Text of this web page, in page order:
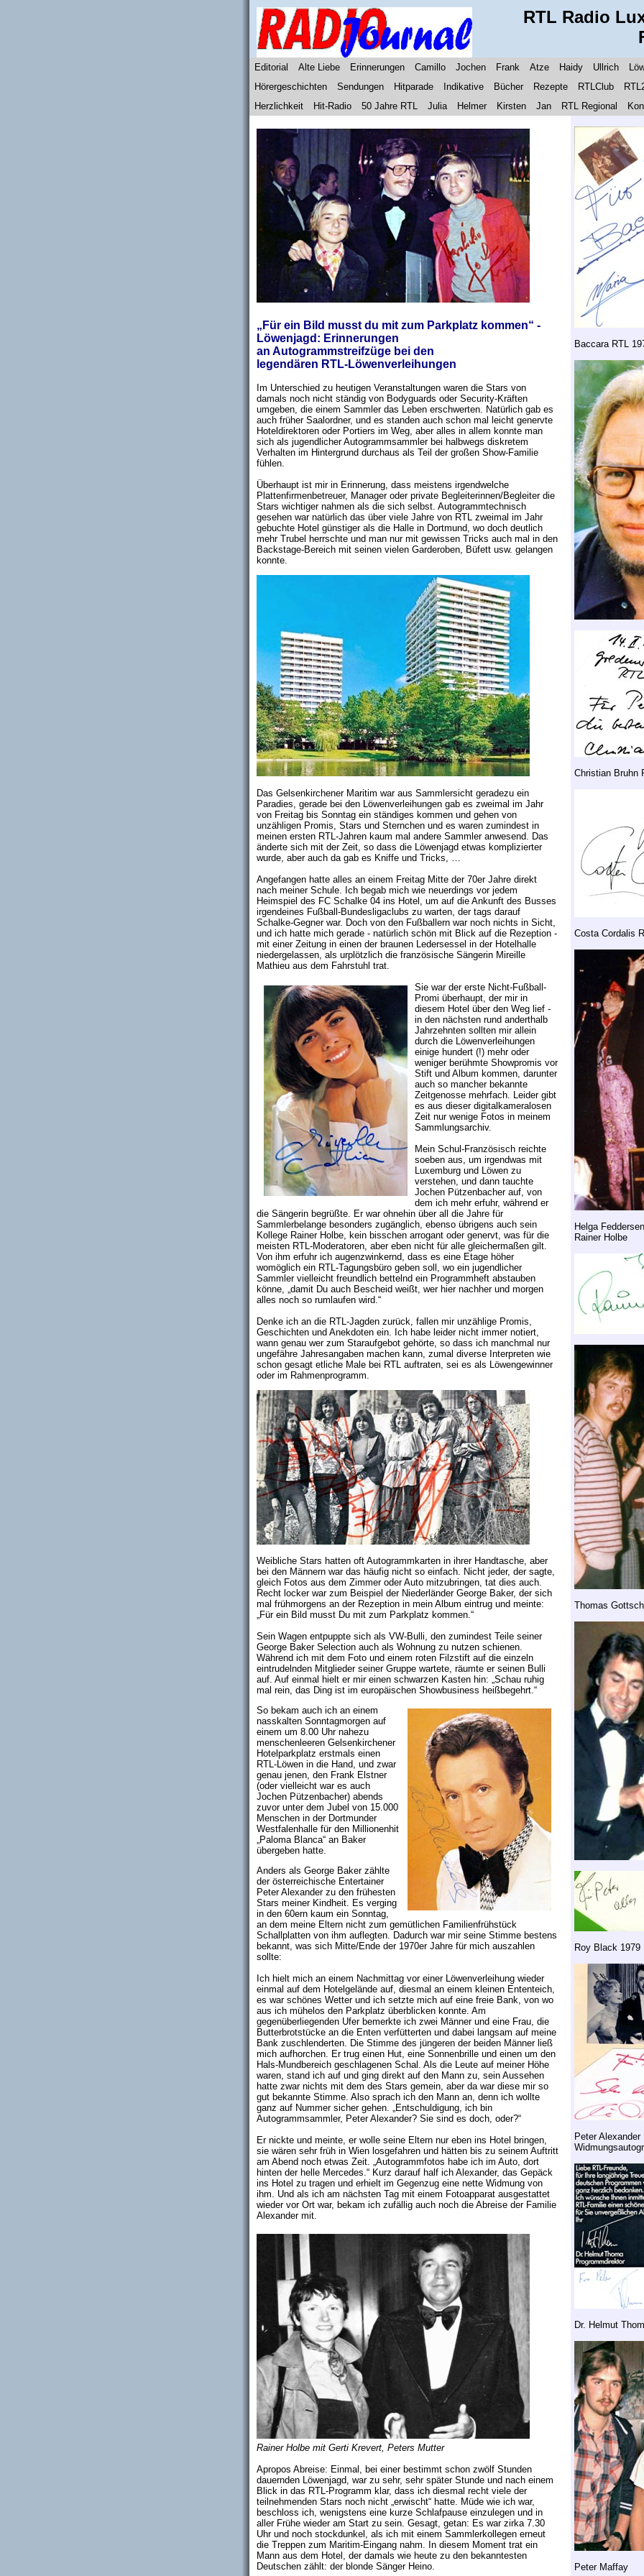
RTL Radio
Editorial Alte Liebe Erinnerungen Camillo Jochen Frank Atze Haidy Ullrich
Hörergeschichten
Sendungen Hitparade Indikative Bücher Rezepte RTLClub
Herzlichkeit
Hit-Radio 50 Jahre RTL Julia Helmer Kirsten Jan RTL Regional
„Für ein Bild musst du mit zum Parkplatz kommen“ -
Löwenjagd: Erinnerungen
an Autogrammstreifzüge bei den
legendären RTL-Löwenverleihungen
Im Unterschied zu heutigen Veranstaltungen waren die Stars von
damals noch nicht ständig von Bodyguards oder Security-Kräften
umgeben, die einem Sammler das Leben erschwerten. Natürlich gab es
auch früher Saalordner, und es standen auch schon mal leicht genervte
Hoteldirektoren oder Portiers im Weg, aber alles in allem konnte man
sich als jugendlicher Autogrammsammler bei halbwegs diskretem
Verhalten im Hintergrund durchaus als Teil der großen Show-Familie
fühlen.
Überhaupt ist mir in Erinnerung, dass meistens irgendwelche
Plattenfirmenbetreuer, Manager oder private Begleiterinnen/Begleiter die
Stars wichtiger nahmen als die sich selbst. Autogrammtechnisch
gesehen war natürlich das über viele Jahre von RTL zweimal im Jahr
gebuchte Hotel günstiger als die Halle in Dortmund, wo doch deutlich
mehr Trubel herrschte und man nur mit gewissen Tricks auch mal in den
Backstage-Bereich mit seinen vielen Garderoben, Büfett usw. gelangen
konnte.
Das Gelsenkirchener Maritim war aus Sammlersicht geradezu ein
Paradies, gerade bei den Löwenverleihungen gab es zweimal im Jahr
von Freitag bis Sonntag ein ständiges kommen und gehen von
unzähligen Promis, Stars und Sternchen und es waren zumindest in
meinen ersten RTL-Jahren kaum mal andere Sammler anwesend. Das
änderte sich mit der Zeit, so dass die Löwenjagd etwas komplizierter
wurde, aber auch da gab es Kniffe und Tricks, …
Angefangen hatte alles an einem Freitag Mitte der 70er Jahre direkt
nach meiner Schule. Ich begab mich wie neuerdings vor jedem
Heimspiel des FC Schalke 04 ins Hotel, um auf die Ankunft des Busses
irgendeines Fußball-Bundesligaclubs zu warten, der tags darauf
Schalke-Gegner war. Doch von den Fußballern war noch nichts in Sicht,
und ich hatte mich gerade - natürlich schön mit Blick auf die Rezeption -
mit einer Zeitung in einen der braunen Ledersessel in der Hotelhalle
niedergelassen, als urplötzlich die französische Sängerin Mireille
Mathieu aus dem Fahrstuhl trat.
Sie war der erste Nicht-Fußball-
Promi überhaupt, der mir in
diesem Hotel über den Weg lief -
in den nächsten rund anderthalb
Jahrzehnten sollten mir allein
durch die Löwenverleihungen
einige hundert (!) mehr oder
weniger berühmte Showpromis vor
Stift und Album kommen, darunter
auch so mancher bekannte
Zeitgenosse mehrfach. Leider gibt
es aus dieser digitalkameralosen
Zeit nur wenige Fotos in meinem
Sammlungsarchiv.
Mein Schul-Französisch reichte
soeben aus, um irgendwas mit
Luxemburg und Löwen zu
verstehen, und dann tauchte
Jochen Pützenbacher auf, von
dem ich mehr erfuhr, während er
die Sängerin begrüßte. Er war ohnehin über all die Jahre für
Sammlerbelange besonders zugänglich, ebenso übrigens auch sein
Kollege Rainer Holbe, kein bisschen arrogant oder genervt, was für die
meisten RTL-Moderatoren, aber eben nicht für alle gleichermaßen gilt.
Von ihm erfuhr ich augenzwinkernd, dass es eine Etage höher
womöglich ein RTL-Tagungsbüro geben soll, wo ein jugendlicher
Sammler vielleicht freundlich bettelnd ein Programmheft abstauben
könne, „damit Du auch Bescheid weißt, wer hier nachher und morgen
alles noch so rumlaufen wird.“
Denke ich an die RTL-Jagden zurück, fallen mir unzählige Promis,
Geschichten und Anekdoten ein. Ich habe leider nicht immer notiert,
wann genau wer zum Staraufgebot gehörte, so dass ich manchmal nur
ungefähre Jahresangaben machen kann, zumal diverse Interpreten wie
schon gesagt etliche Male bei RTL auftraten, sei es als Löwengewinner
oder im Rahmenprogramm.
Weibliche Stars hatten oft Autogrammkarten in ihrer Handtasche, aber
bei den Männern war das häufig nicht so einfach. Nicht jeder, der sagte,
gleich Fotos aus dem Zimmer oder Auto mitzubringen, tat dies auch.
Recht locker war zum Beispiel der Niederländer George Baker, der sich
mal frühmorgens an der Rezeption in mein Album eintrug und meinte:
„Für ein Bild musst Du mit zum Parkplatz kommen.“
Sein Wagen entpuppte sich als VW-Bulli, den zumindest Teile seiner
George Baker Selection auch als Wohnung zu nutzen schienen.
Während ich mit dem Foto und einem roten Filzstift auf die einzeln
eintrudelnden Mitglieder seiner Gruppe wartete, räumte er seinen Bulli
auf. Auf einmal hielt er mir einen schwarzen Kasten hin: „Schau ruhig
mal rein, das Ding ist im europäischen Showbusiness heißbegehrt.“
So bekam auch ich an einem
nasskalten Sonntagmorgen auf
einem um 8.00 Uhr nahezu
menschenleeren Gelsenkirchener
Hotelparkplatz erstmals einen
RTL-Löwen in die Hand, und zwar
genau jenen, den Frank Elstner
(oder vielleicht war es auch
Jochen Pützenbacher) abends
zuvor unter dem Jubel von 15.000
Menschen in der Dortmunder
Westfalenhalle für den Millionenhit
„Paloma Blanca“ an Baker
übergeben hatte.
Anders als George Baker zählte
der österreichische Entertainer
Peter Alexander zu den frühesten
Stars meiner Kindheit. Es verging
in den 60ern kaum ein Sonntag,
an dem meine Eltern nicht zum gemütlichen Familienfrühstück
Schallplatten von ihm auflegten. Dadurch war mir seine Stimme bestens
bekannt, was sich Mitte/Ende der 1970er Jahre für mich auszahlen
sollte:
Ich hielt mich an einem Nachmittag vor einer Löwenverleihung wieder
einmal auf dem Hotelgelände auf, diesmal an einem kleinen Ententeich,
es war schönes Wetter und ich setzte mich auf eine freie Bank, von wo
aus ich mühelos den Parkplatz überblicken konnte. Am
gegenüberliegenden Ufer bemerkte ich zwei Männer und eine Frau, die
Butterbrotstücke an die Enten verfütterten und dabei langsam auf meine
Bank zuschlenderten. Die Stimme des jüngeren der beiden Männer ließ
mich aufhorchen. Er trug einen Hut, eine Sonnenbrille und einen um den
Hals-Mundbereich geschlagenen Schal. Als die Leute auf meiner Höhe
waren, stand ich auf und ging direkt auf den Mann zu, sein Aussehen
hatte zwar nichts mit dem des Stars gemein, aber da war diese mir so
gut bekannte Stimme. Also sprach ich den Mann an, denn ich wollte
ganz auf Nummer sicher gehen. „Entschuldigung, ich bin
Autogrammsammler, Peter Alexander? Sie sind es doch, oder?“
Er nickte und meinte, er wolle seine Eltern nur eben ins Hotel bringen,
sie wären sehr früh in Wien losgefahren und hätten bis zu seinem Auftritt
am Abend noch etwas Zeit. „Autogrammfotos habe ich im Auto, dort
hinten der helle Mercedes.“ Kurz darauf half ich Alexander, das Gepäck
ins Hotel zu tragen und erhielt im Gegenzug eine nette Widmung von
ihm. Und als ich am nächsten Tag mit einem Fotoapparat ausgestattet
wieder vor Ort war, bekam ich zufällig auch noch die Abreise der Familie
Alexander mit.
Rainer Holbe mit Gerti Krevert, Peters Mutter
Apropos Abreise: Einmal, bei einer bestimmt schon zwölf Stunden
dauernden Löwenjagd, war zu sehr, sehr später Stunde und nach einem
Blick in das RTL-Programm klar, dass ich diesmal recht viele der
teilnehmenden Stars noch nicht „erwischt“ hatte. Müde wie ich war,
beschloss ich, wenigstens eine kurze Schlafpause einzulegen und in
aller Frühe wieder am Start zu sein. Gesagt, getan: Es war zirka 7.30
Uhr und noch stockdunkel, als ich mit einem Sammlerkollegen erneut
die Treppen zum Maritim-Eingang nahm. In diesem Moment trat ein
Mann aus dem Hotel, der damals wie heute zu den bekanntesten
Deutschen zählt: der blonde Sänger Heino.
Baccara RTL
Christian Bruhn
Costa Cordalis
Helga
Rainer Holbe
Thomas
Roy Black 1979
Peter Alexander
Dr. Helmut
Peter Maffay